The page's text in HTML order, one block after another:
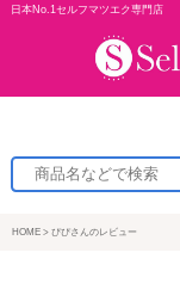
日本No.1セルフマツエク専門店
HOME ぴぴさんのレビュー